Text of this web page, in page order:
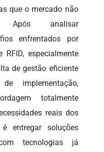
que o mercado não
Após analisar
enfrentados por
especialmente
de gestão eficiente
implementação,
totalmente
reais dos
entregar soluções
tecnologias já